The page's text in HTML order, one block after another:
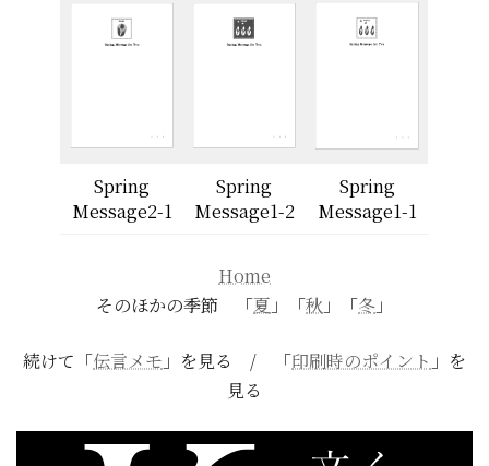
Spring
Message2-1
Spring
Message1-2
Spring
Message1-1
Home
そのほかの季節 「夏 」「秋 」「冬 」
続けて「伝言メモ 」を見る / 「印刷時のポイント 」を
見る